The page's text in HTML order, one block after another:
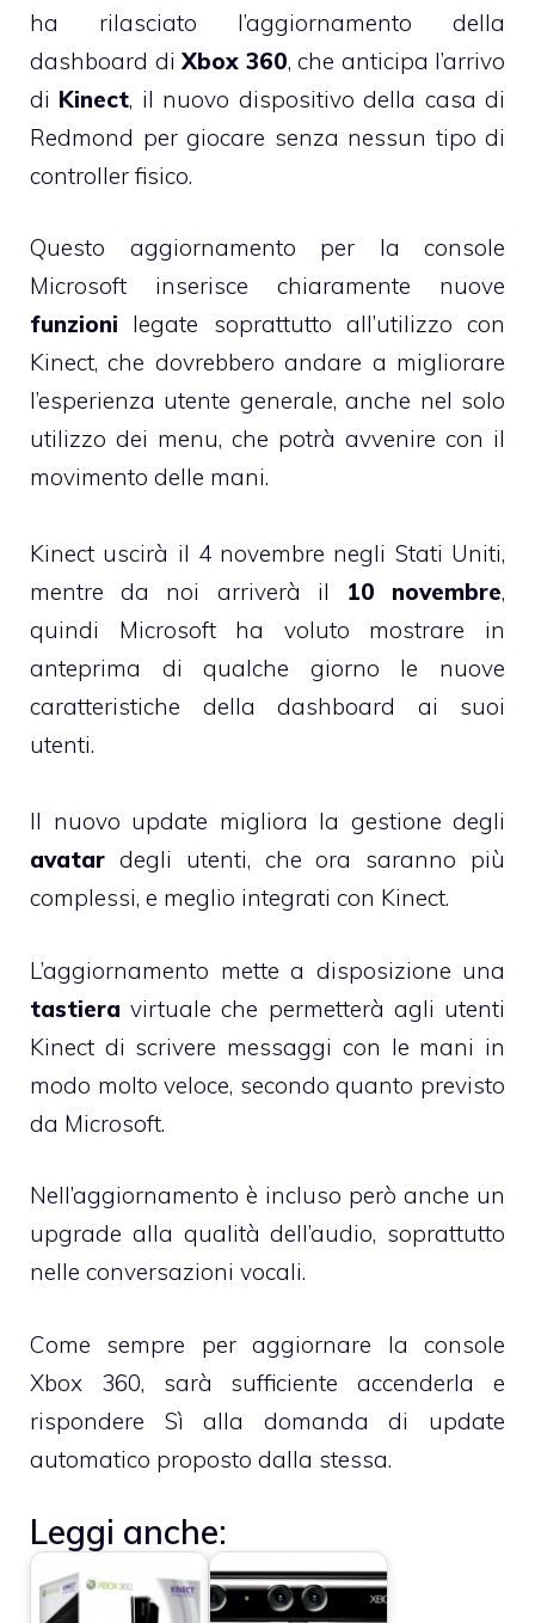
ha rilasciato l’aggiornamento della
dashboard di Xbox 360, che anticipa l’arrivo
di Kinect, il nuovo dispositivo della casa di
Redmond per giocare senza nessun tipo di
controller fisico.
Questo aggiornamento per la console
Microsoft inserisce chiaramente nuove
funzioni legate soprattutto all’utilizzo con
Kinect, che dovrebbero andare a migliorare
l’esperienza utente generale, anche nel solo
utilizzo dei menu, che potrà avvenire con il
movimento delle mani.
Kinect uscirà il 4 novembre negli Stati Uniti,
mentre da noi arriverà il 10 novembre,
quindi Microsoft ha voluto mostrare in
anteprima di qualche giorno le nuove
caratteristiche della dashboard ai suoi
utenti.
Il nuovo update migliora la gestione degli
avatar degli utenti, che ora saranno più
complessi, e meglio integrati con Kinect.
L’aggiornamento mette a disposizione una
tastiera virtuale che permetterà agli utenti
Kinect di scrivere messaggi con le mani in
modo molto veloce, secondo quanto previsto
da Microsoft.
Nell’aggiornamento è incluso però anche un
upgrade alla qualità dell’audio, soprattutto
nelle conversazioni vocali.
Come sempre per aggiornare la console
Xbox 360, sarà sufficiente accenderla e
rispondere Sì alla domanda di update
automatico proposto dalla stessa.
Leggi anche: